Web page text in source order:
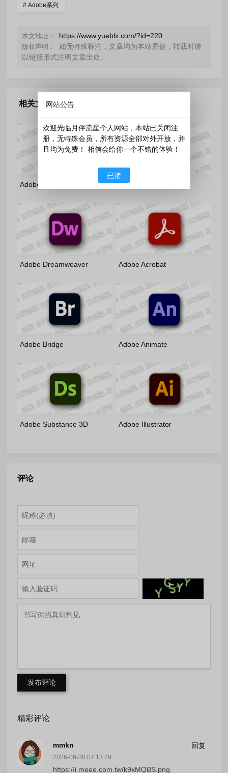
# Adobe系列
本文地址： https://www.yueblx.com/?id=220
版权声明：
如无特殊标注，文章均为本站原创，转载时请
以链接形式注明文章出处。
相关文章
Adobe Acrobat
2026(26.1.21771)-x86/x64-
m0nkrus 多语言版
Adobe Bridge
2026(16.0.6.9)-m0nkrus 多语
言版
Adobe Dreamweaver
2021(21.8.1.15907)-m0nkrus
多语言版
Adobe Acrobat
2026(26.1.21745)-x86/x64-
by7997 绿色便携版
Adobe Bridge
2026(16.0.5.19)-Portable-
by7997 多语言轻量便携版
Adobe Animate
2024(24.0.14.24)-m0nkrus
多语言版
Adobe Substance 3D
Adobe Illustrator
评论
发布评论
精彩评论
mmkn 回复
2026-06-30 07:13:29
https://i.meee.com.tw/k9xMQBS.png
网站公告
欢迎光临月伴流星个人网站，本站已关闭注
册，无特殊会员，所有资源全部对外开放，并
且均为免费！ 相信会给你一个不错的体验！
已读